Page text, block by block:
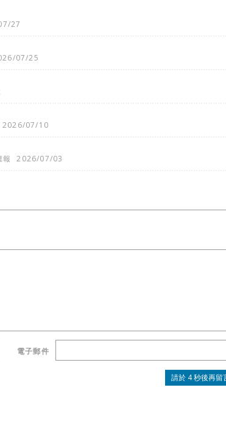
27
07/25
2026/07/10
報 2026/07/03
電子郵件